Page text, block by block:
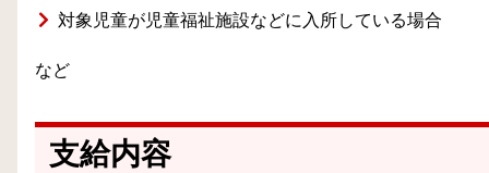
対象児童が児童福祉施設などに入所している場合
など
支給内容